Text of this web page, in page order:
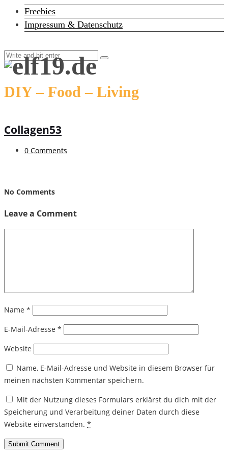
Freebies
Impressum & Datenschutz
DIY – Food – Living
Collagen53
0 Comments
No Comments
Leave a Comment
Name *
E-Mail-Adresse *
Website
Name, E-Mail-Adresse und Website in diesem Browser für
meinen nächsten Kommentar speichern.
Mit der Nutzung dieses Formulars erklärst du dich mit der
Speicherung und Verarbeitung deiner Daten durch diese
Website einverstanden. *